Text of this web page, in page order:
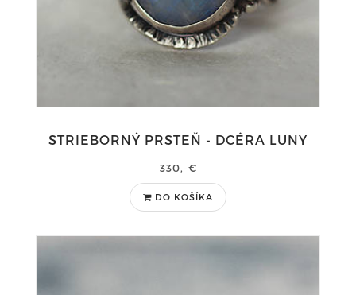
STRIEBORNÝ PRSTEŇ - DCÉRA LUNY
330,-€
DO KOŠÍKA